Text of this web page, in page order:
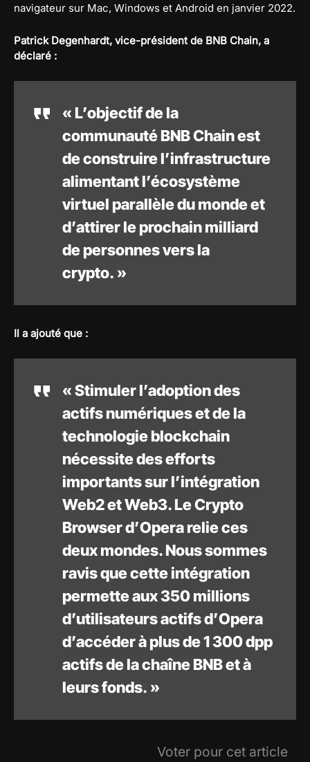
navigateur sur Mac, Windows et Android en janvier 2022.
Patrick Degenhardt, vice-président de BNB Chain, a
déclaré :
« L’objectif de la
communauté BNB Chain est
de construire l’infrastructure
alimentant l’écosystème
virtuel parallèle du monde et
d’attirer le prochain milliard
de personnes vers la
crypto. »
Il a ajouté que :
« Stimuler l’adoption des
actifs numériques et de la
technologie blockchain
nécessite des efforts
importants sur l’intégration
Web2 et Web3. Le Crypto
Browser d’Opera relie ces
deux mondes. Nous sommes
ravis que cette intégration
permette aux 350 millions
d’utilisateurs actifs d’Opera
d’accéder à plus de 1 300 dpp
actifs de la chaîne BNB et à
leurs fonds. »
Voter pour cet article